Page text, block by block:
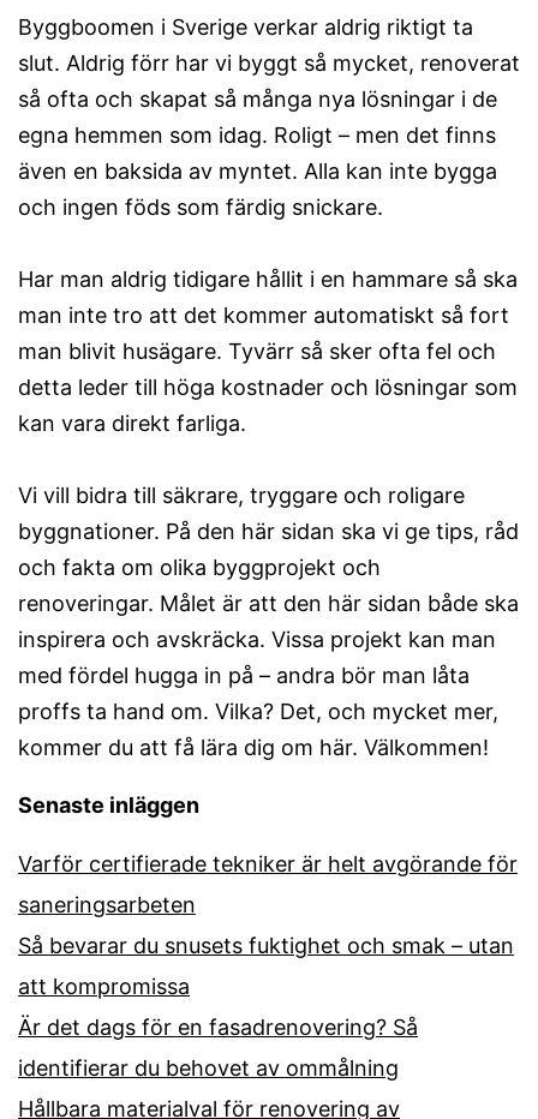
Byggboomen i Sverige verkar aldrig riktigt ta
slut. Aldrig förr har vi byggt så mycket, renoverat
så ofta och skapat så många nya lösningar i de
egna hemmen som idag. Roligt – men det finns
även en baksida av myntet. Alla kan inte bygga
och ingen föds som färdig snickare.
Har man aldrig tidigare hållit i en hammare så ska
man inte tro att det kommer automatiskt så fort
man blivit husägare. Tyvärr så sker ofta fel och
detta leder till höga kostnader och lösningar som
kan vara direkt farliga.
Vi vill bidra till säkrare, tryggare och roligare
byggnationer. På den här sidan ska vi ge tips, råd
och fakta om olika byggprojekt och
renoveringar. Målet är att den här sidan både ska
inspirera och avskräcka. Vissa projekt kan man
med fördel hugga in på – andra bör man låta
proffs ta hand om. Vilka? Det, och mycket mer,
kommer du att få lära dig om här. Välkommen!
Senaste inläggen
Varför certifierade tekniker är helt avgörande för
saneringsarbeten
Så bevarar du snusets fuktighet och smak – utan
att kompromissa
Är det dags för en fasadrenovering? Så
identifierar du behovet av ommålning
Hållbara materialval för renovering av